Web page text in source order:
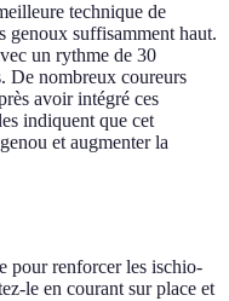
technique de
genoux suffisamment haut.
un rythme de 30
De nombreux coureurs
avoir intégré ces
indiquent que cet
et augmenter la
pour renforcer les ischio-
le en courant sur place et